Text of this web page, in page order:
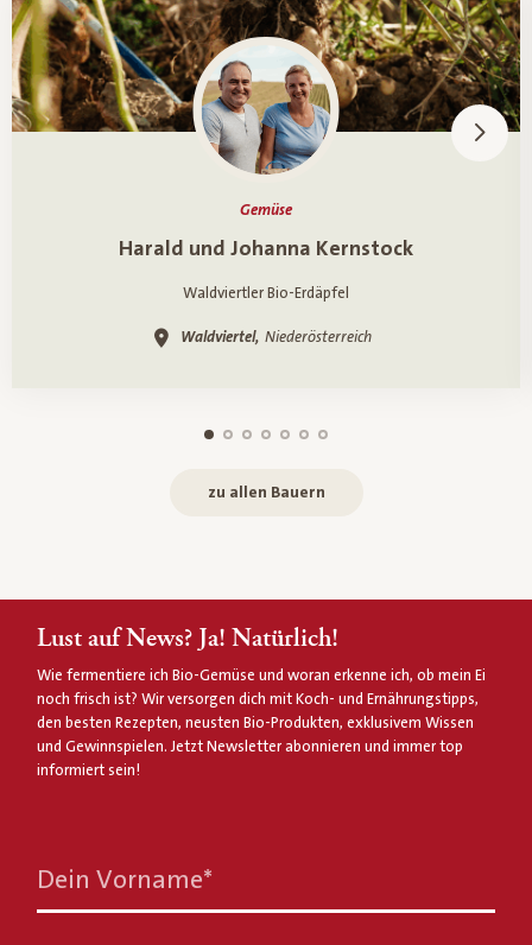
Gemüse
Ein Porträt über
Harald und Johanna Kernstock
Waldviertler Bio-Erdäpfel
Waldviertel, Niederösterreich
zu allen Bauern
Lust auf News? Ja! Natürlich!
Wie fermentiere ich Bio-Gemüse und woran erkenne ich, ob mein Ei
noch frisch ist? Wir versorgen dich mit Koch- und Ernährungstipps,
den besten Rezepten, neusten Bio-Produkten, exklusivem Wissen
und Gewinnspielen. Jetzt Newsletter abonnieren und immer top
informiert sein!
Dein Vorname*